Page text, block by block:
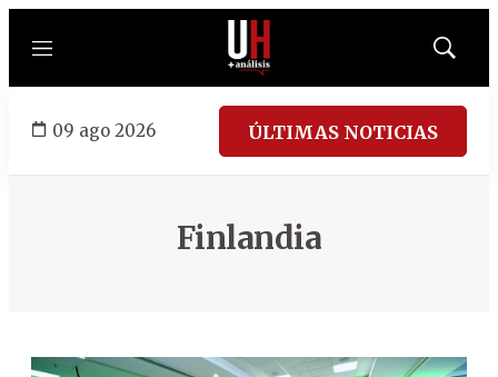
Menú
Mostrar
09 ago 2026 ÚLTIMAS NOTICIAS
Finlandia